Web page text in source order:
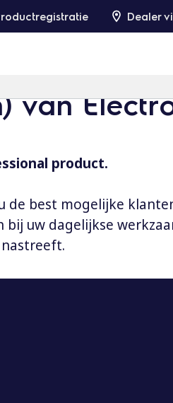
Dealer
van
product.
best mogelijke
uw dagelijkse